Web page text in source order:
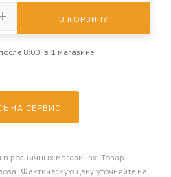
В КОРЗИНУ
8:00, в 1 магазине
НА СЕРВИС
в розничных магазинах. Товар
Фактическую цену уточняйте на